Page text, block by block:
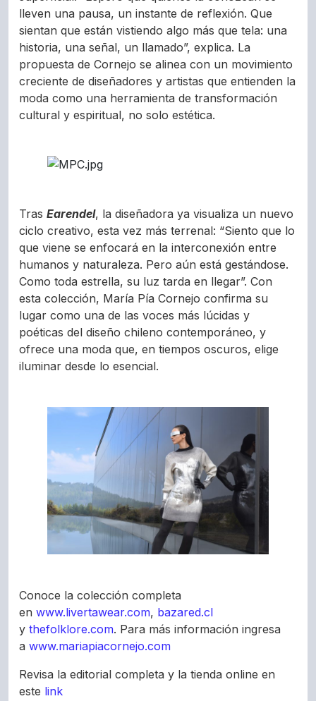
lleven una pausa, un instante de reflexión. Que
sientan que están vistiendo algo más que tela: una
historia, una señal, un llamado”, explica. La
propuesta de Cornejo se alinea con un movimiento
creciente de diseñadores y artistas que entienden la
moda como una herramienta de transformación
cultural y espiritual, no solo estética.
Tras Earendel, la diseñadora ya visualiza un nuevo
ciclo creativo, esta vez más terrenal: “Siento que lo
que viene se enfocará en la interconexión entre
humanos y naturaleza. Pero aún está gestándose.
Como toda estrella, su luz tarda en llegar”. Con
esta colección, María Pía Cornejo confirma su
lugar como una de las voces más lúcidas y
poéticas del diseño chileno contemporáneo, y
ofrece una moda que, en tiempos oscuros, elige
iluminar desde lo esencial.
Conoce la colección completa
en www.livertawear.com, bazared.cl
y thefolklore.com. Para más información ingresa
a www.mariapiacornejo.com
Revisa la editorial completa y la tienda online en
este link